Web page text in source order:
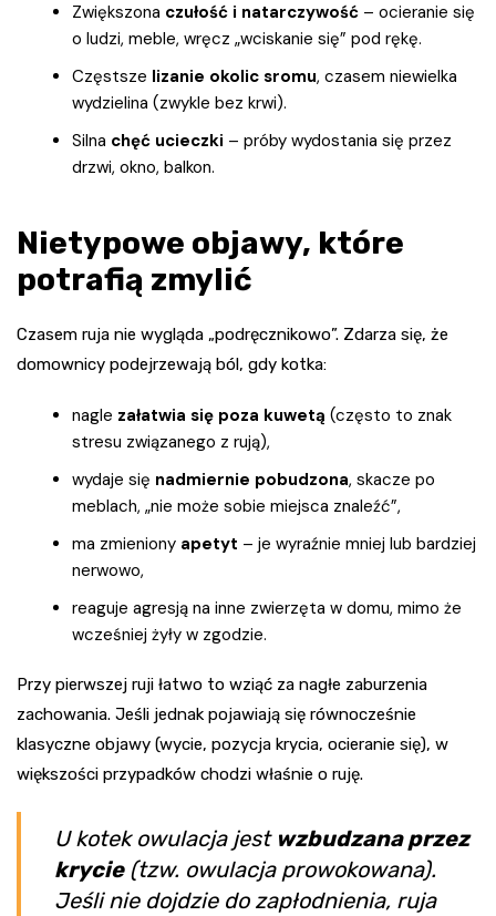
Zwiększona czułość i natarczywość – ocieranie się
o ludzi, meble, wręcz „wciskanie się” pod rękę.
Częstsze lizanie okolic sromu, czasem niewielka
wydzielina (zwykle bez krwi).
Silna chęć ucieczki – próby wydostania się przez
drzwi, okno, balkon.
Nietypowe objawy, które
potrafią zmylić
Czasem ruja nie wygląda „podręcznikowo”. Zdarza się, że
domownicy podejrzewają ból, gdy kotka:
nagle załatwia się poza kuwetą (często to znak
stresu związanego z rują),
wydaje się nadmiernie pobudzona, skacze po
meblach, „nie może sobie miejsca znaleźć”,
ma zmieniony apetyt – je wyraźnie mniej lub bardziej
nerwowo,
reaguje agresją na inne zwierzęta w domu, mimo że
wcześniej żyły w zgodzie.
Przy pierwszej ruji łatwo to wziąć za nagłe zaburzenia
zachowania. Jeśli jednak pojawiają się równocześnie
klasyczne objawy (wycie, pozycja krycia, ocieranie się), w
większości przypadków chodzi właśnie o ruję.
U kotek owulacja jest wzbudzana przez
krycie(tzw. owulacja prowokowana).
Jeśli nie dojdzie do zapłodnienia, ruja